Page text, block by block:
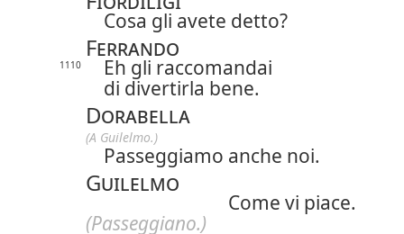
Cosa gli avete detto?
Ferrando
1110
Eh gli raccomandai
di divertirla bene.
Dorabella
(A Guilelmo.)
Passeggiamo anche noi.
Guilelmo
Come vi piace.
(Passeggiano.)